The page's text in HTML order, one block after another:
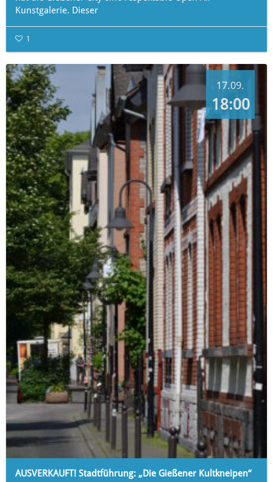
Kunstgalerie. Dieser
1
17.09.
18:00
AUSVERKAUFT! Stadtführung: „Die Gießener Kultkneipen“